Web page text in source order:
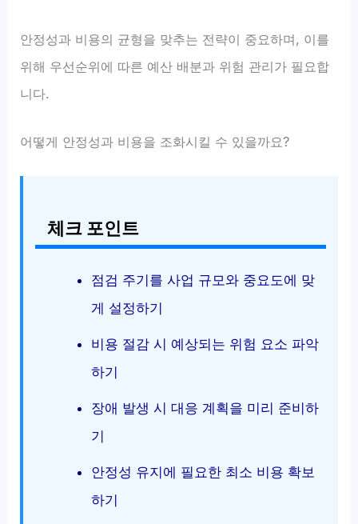
안정성과 비용의 균형을 맞추는 전략이 중요하며, 이를
위해 우선순위에 따른 예산 배분과 위험 관리가 필요합
니다.
어떻게 안정성과 비용을 조화시킬 수 있을까요?
체크 포인트
점검 주기를 사업 규모와 중요도에 맞
게 설정하기
비용 절감 시 예상되는 위험 요소 파악
하기
장애 발생 시 대응 계획을 미리 준비하
기
안정성 유지에 필요한 최소 비용 확보
하기